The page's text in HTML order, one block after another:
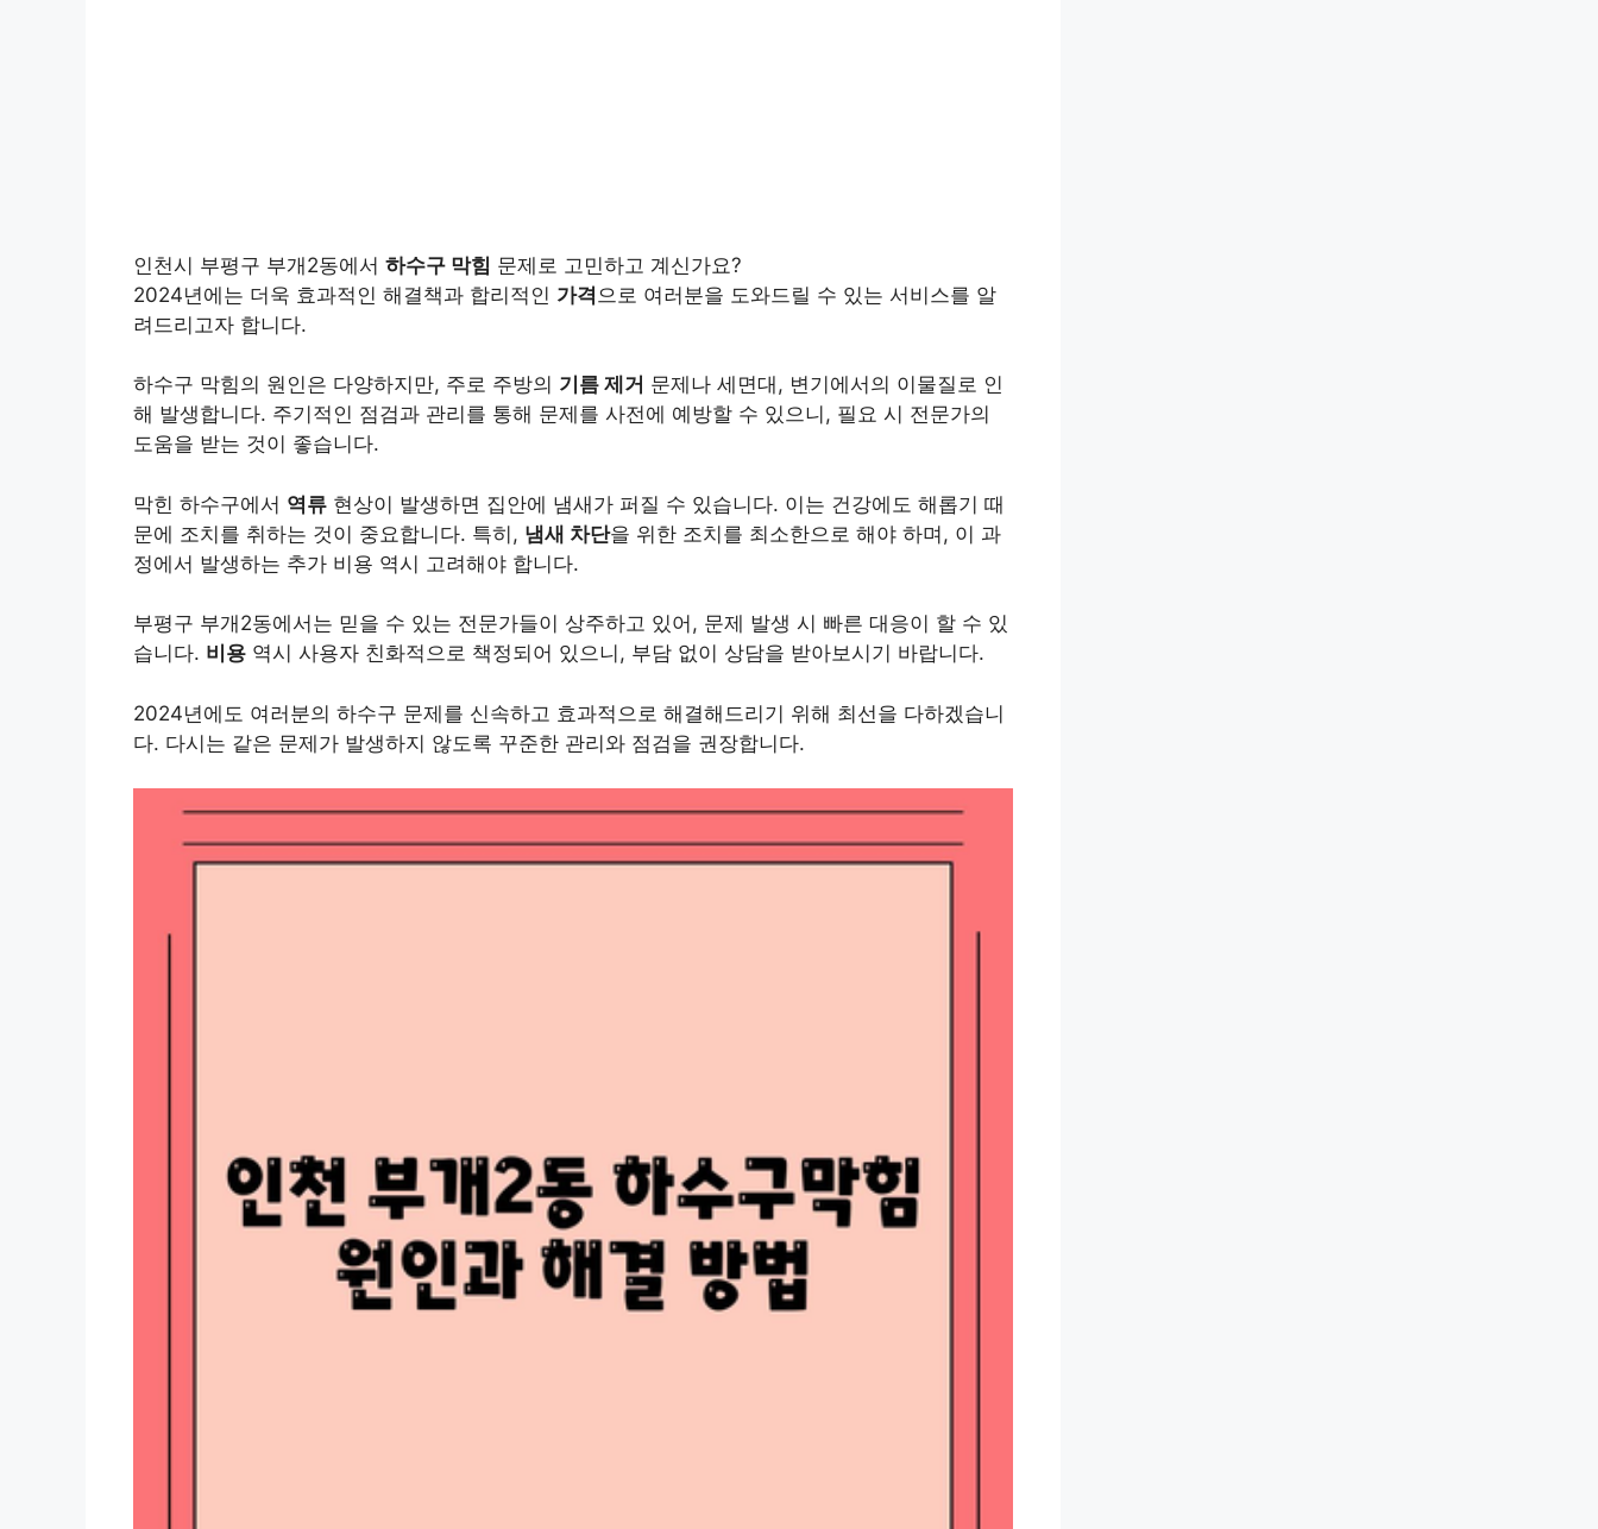
인천시 부평구 부개2동에서 하수구 막힘 문제로 고민하고 계신가요?
2024년에는 더욱 효과적인 해결책과 합리적인 가격 으로 여러분을 도와드릴 수 있는 서비스를 알
려드리고자 합니다.
하수구 막힘의 원인은 다양하지만, 주로 주방의 기름 제거 문제나 세면대, 변기에서의 이물질로 인
해 발생합니다. 주기적인 점검과 관리를 통해 문제를 사전에 예방할 수 있으니, 필요 시 전문가의
도움을 받는 것이 좋습니다.
막힌 하수구에서 역류 현상이 발생하면 집안에 냄새가 퍼질 수 있습니다. 이는 건강에도 해롭기 때
문에 조치를 취하는 것이 중요합니다. 특히, 냄새 차단을 위한 조치를 최소한으로 해야 하며, 이 과
정에서 발생하는 추가 비용 역시 고려해야 합니다.
부평구 부개2동에서는 믿을 수 있는 전문가들이 상주하고 있어, 문제 발생 시 빠른 대응이 할 수 있
습니다. 비용 역시 사용자 친화적으로 책정되어 있으니, 부담 없이 상담을 받아보시기 바랍니다.
2024년에도 여러분의 하수구 문제를 신속하고 효과적으로 해결해드리기 위해 최선을 다하겠습니
다. 다시는 같은 문제가 발생하지 않도록 꾸준한 관리와 점검을 권장합니다.